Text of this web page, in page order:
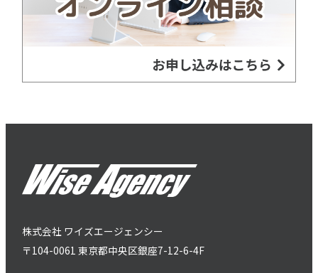
株式会社 ワイズエージェンシー
〒104-0061 東京都中央区銀座7-12-6-4F